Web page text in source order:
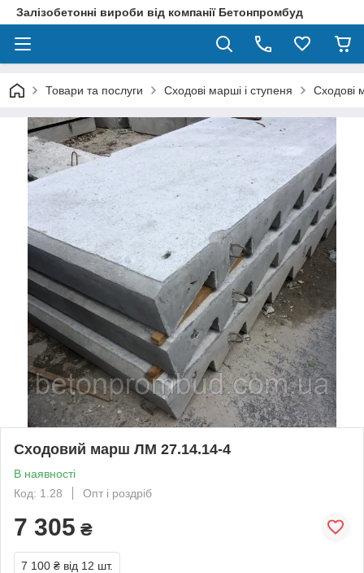
Залізобетонні вироби від компанії Бетонпромбуд
Товари та послуги Сходові марші і ступеня Сходові
Сходовий марш ЛМ 27.14.14-4
В наявності
Код: 1.28
Опт і роздріб
7 305 ₴
7 100 ₴ від 12 шт.